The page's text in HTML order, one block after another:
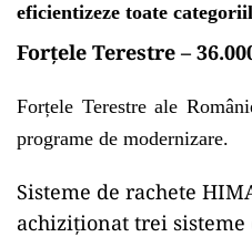
eficientizeze toate
Forțele Terestre –
Forțele Terestre ale
programe de modernizare.
Sisteme de rachete
achiziționat trei sisteme